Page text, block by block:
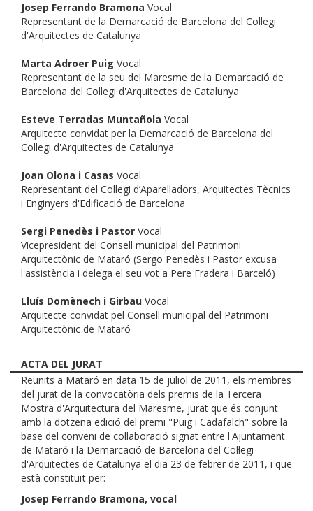
Josep Ferrando Bramona Vocal
Representant de la Demarcació de Barcelona del Col·legi
d'Arquitectes de Catalunya
Marta Adroer Puig Vocal
Representant de la seu del Maresme de la Demarcació de
Barcelona del Col·legi d'Arquitectes de Catalunya
Esteve Terradas Muntañola Vocal
Arquitecte convidat per la Demarcació de Barcelona del
Col·legi d'Arquitectes de Catalunya
Joan Olona i Casas Vocal
Representant del Col·legi d’Aparelladors, Arquitectes Tècnics
i Enginyers d'Edificació de Barcelona
Sergi Penedès i Pastor Vocal
Vicepresident del Consell municipal del Patrimoni
Arquitectònic de Mataró (Sergo Penedès i Pastor excusa
l'assistència i delega el seu vot a Pere Fradera i Barceló)
Lluís Domènech i Girbau Vocal
Arquitecte convidat pel Consell municipal del Patrimoni
Arquitectònic de Mataró
ACTA DEL JURAT
Reunits a Mataró en data 15 de juliol de 2011, els membres
del jurat de la convocatòria dels premis de la Tercera
Mostra d'Arquitectura del Maresme, jurat que és conjunt
amb la dotzena edició del premi "Puig i Cadafalch" sobre la
base del conveni de col·laboració signat entre l'Ajuntament
de Mataró i la Demarcació de Barcelona del Col·legi
d'Arquitectes de Catalunya el dia 23 de febrer de 2011, i que
està constituït per:
Josep Ferrando Bramona, vocal